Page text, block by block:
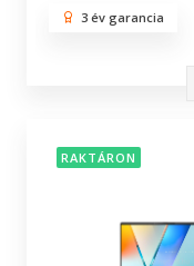
3 év garancia
RAKTÁRON